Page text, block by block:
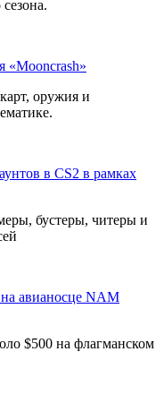
«Mooncrash»
оружия и
в CS2 в рамках
бустеры, читеры и
авианосце NAM
$500 на флагманском